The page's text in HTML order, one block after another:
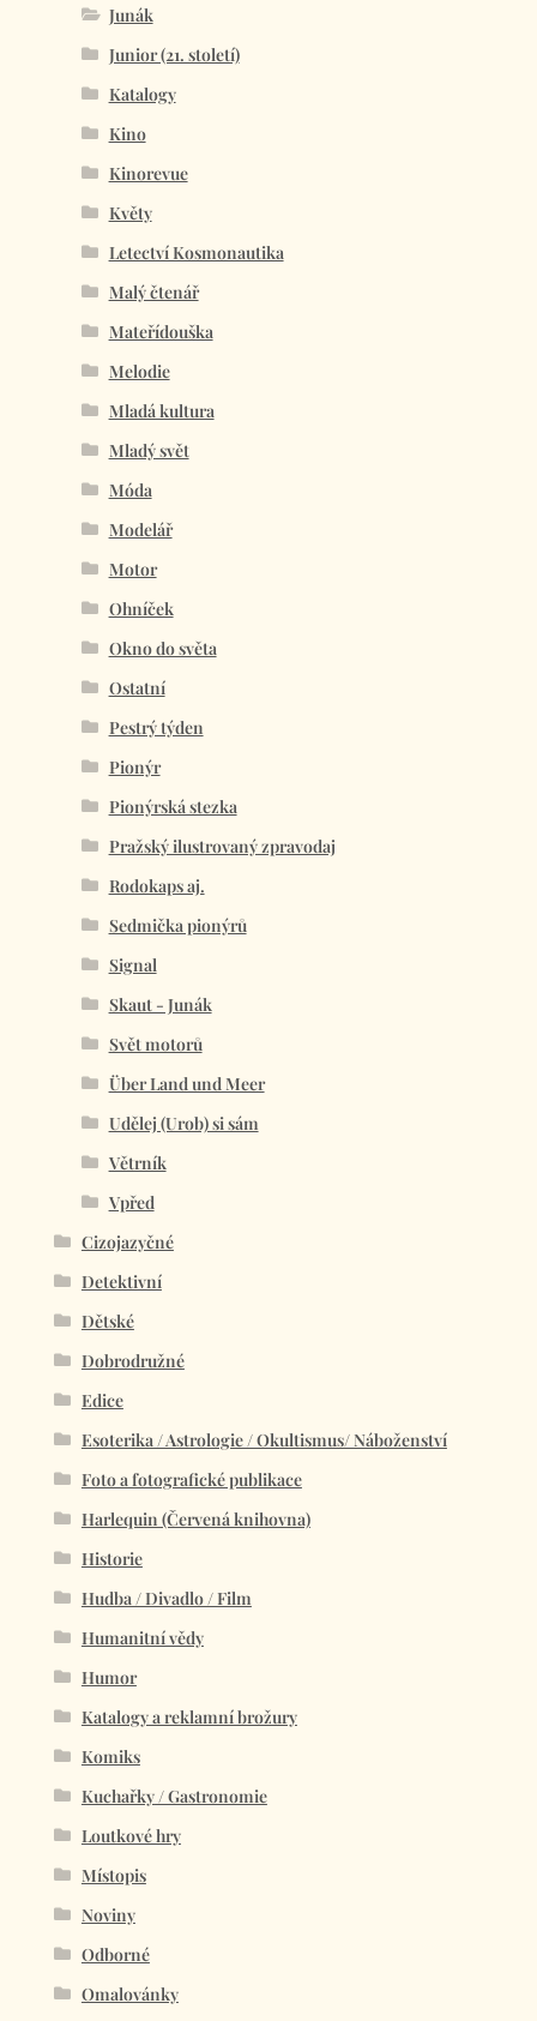
Junák
Junior (21. století)
Katalogy
Kino
Kinorevue
Květy
Letectví Kosmonautika
Malý čtenář
Mateřídouška
Melodie
Mladá kultura
Mladý svět
Móda
Modelář
Motor
Ohníček
Okno do světa
Ostatní
Pestrý týden
Pionýr
Pionýrská stezka
Pražský ilustrovaný zpravodaj
Rodokaps aj.
Sedmička pionýrů
Signal
Skaut - Junák
Svět motorů
Über Land und Meer
Udělej (Urob) si sám
Větrník
Vpřed
Cizojazyčné
Detektivní
Dětské
Dobrodružné
Edice
Esoterika / Astrologie / Okultismus/ Náboženství
Foto a fotografické publikace
Harlequin (Červená knihovna)
Historie
Hudba / Divadlo / Film
Humanitní vědy
Humor
Katalogy a reklamní brožury
Komiks
Kuchařky / Gastronomie
Loutkové hry
Místopis
Noviny
Odborné
Omalovánky